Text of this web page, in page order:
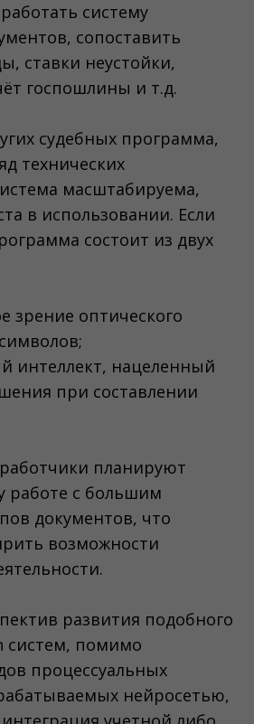
систему
сопоставить
ставки неустойки,
госпошлины и т.д.
судебных программа,
технических
масштабируема,
в использовании. Если
состоит из двух
зрение оптического
интеллект, нацеленный
при составлении
планируют
работе с большим
документов, что
возможности
развития подобного
систем, помимо
процессуальных
нейросетью,